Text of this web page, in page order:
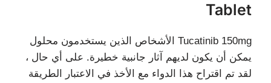
Tablet
الأشخاص الذين يستخدمون محلول Tucatinib 150mg
يمكن أن يكون لديهم آثار جانبية خطيرة. على أي حال ،
لقد تم اقتراح هذا الدواء مع الأخذ في الاعتبار الطريقة